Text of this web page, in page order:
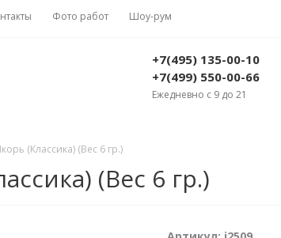
Фото работ Шоу-рум
+7(495) 135-00-10
+7(499) 550-00-66
Ежедневно с 9 до 21
(Классика) (Вес 6 гр.)
(Вес 6 гр.)